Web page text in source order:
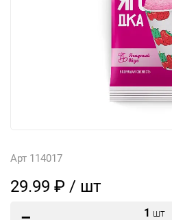
Арт 114017
29.99 ₽ / шт
1 шт